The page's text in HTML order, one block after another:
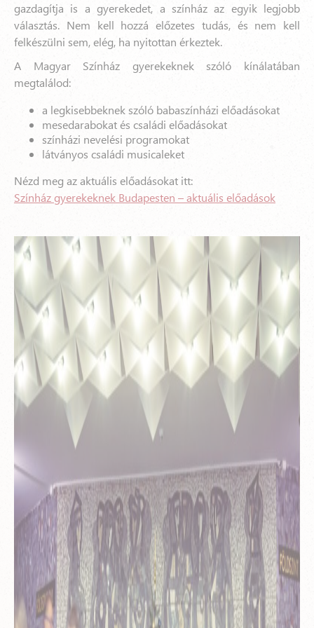
gazdagítja is a gyerekedet, a színház az egyik legjobb
választás. Nem kell hozzá előzetes tudás, és nem kell
felkészülni sem, elég, ha nyitottan érkeztek.
A Magyar Színház gyerekeknek szóló kínálatában
megtalálod:
a legkisebbeknek szóló babaszínházi előadásokat
mesedarabokat és családi előadásokat
színházi nevelési programokat
látványos családi musicaleket
Nézd meg az aktuális előadásokat itt:
Színház gyerekeknek Budapesten – aktuális előadások